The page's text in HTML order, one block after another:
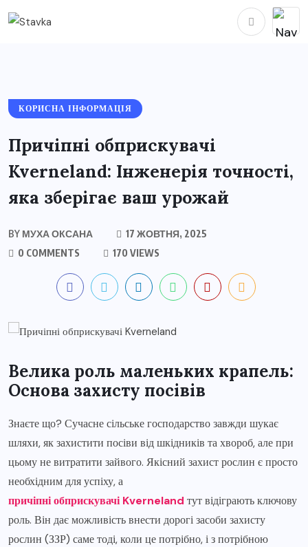
КОРИСНА ІНФОРМАЦІЯ
Причіпні обприскувачі
Kverneland: Інженерія точності,
яка зберігає ваш урожай
BY МУХА ОКСАНА
17 ЖОВТНЯ, 2025
0 COMMENTS
170 VIEWS
Велика роль маленьких крапель:
Основа захисту посівів
Знаєте що? Сучасне сільське господарство завжди шукає
шляхи, як захистити посіви від шкідників та хвороб, але при
цьому не витратити зайвого. Якісний захист рослин є просто
необхідним для успіху, а
причіпні обприскувачі Kverneland тут відіграють ключову
роль. Він дає можливість внести дорогі засоби захисту
рослин (ЗЗР) саме тоді, коли це потрібно, і з потрібною